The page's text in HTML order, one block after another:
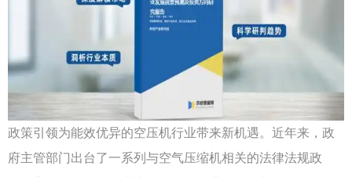
政策引领为能效优异的空压机行业带来新机遇。近年来，政
府主管部门出台了一系列与空气压缩机相关的法律法规政